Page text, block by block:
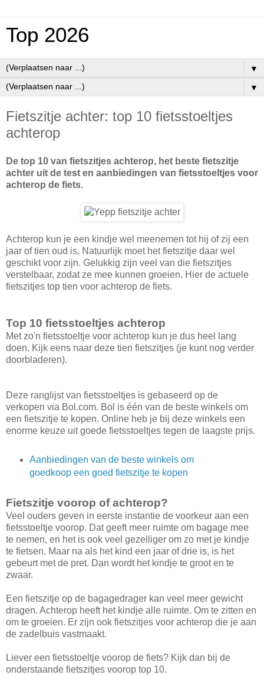
Top 2026
▼
▼
Fietszitje achter: top 10 fietsstoeltjes
achterop
De top 10 van fietszitjes achterop, het beste fietszitje
achter uit de test en aanbiedingen van fietsstoeltjes voor
achterop de fiets.
Achterop kun je een kindje wel meenemen tot hij of zij een
jaar of tien oud is. Natuurlijk moet het fietszitje daar wel
geschikt voor zijn. Gelukkig zijn veel van die fietszitjes
verstelbaar, zodat ze mee kunnen groeien. Hier de actuele
fietszitjes top tien voor achterop de fiets.
Top 10 fietsstoeltjes achterop
Met zo'n fietsstoeltje voor achterop kun je dus heel lang
doen. Kijk eens naar deze tien fietszitjes (je kunt nog verder
doorbladeren).
Deze ranglijst van fietsstoeltjes is gebaseerd op de
verkopen via Bol.com. Bol is één van de beste winkels om
een fietszitje te kopen. Online heb je bij deze winkels een
enorme keuze uit goede fietsstoeltjes tegen de laagste prijs.
Aanbiedingen van de beste winkels om
goedkoop een goed fietszitje te kopen
Fietszitje voorop of achterop?
Veel ouders geven in eerste instantie de voorkeur aan een
fietsstoeltje voorop. Dat geeft meer ruimte om bagage mee
te nemen, en het is ook veel gezelliger om zo met je kindje
te fietsen. Maar na als het kind een jaar of drie is, is het
gebeurt met de pret. Dan wordt het kindje te groot en te
zwaar.
Een fietszitje op de bagagedrager kan veel meer gewicht
dragen. Achterop heeft het kindje alle ruimte. Om te zitten en
om te groeien. Er zijn ook fietszitjes voor achterop die je aan
de zadelbuis vastmaakt.
Liever een fietsstoeltje voorop de fiets? Kijk dan bij de
onderstaande fietszitjes voorop top 10.